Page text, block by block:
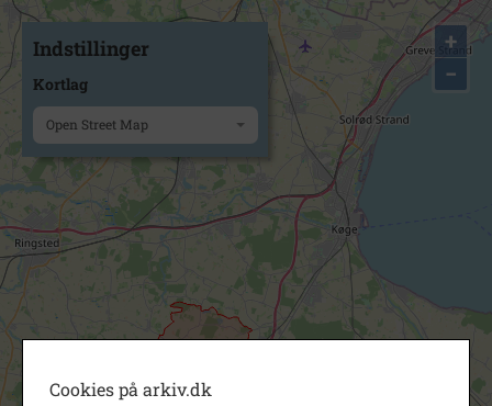
+
−
Indstillinger
Kortlag
Open Street Map
Cookies på arkiv.dk